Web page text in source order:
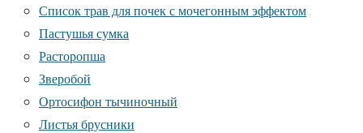
Список трав для почек с мочегонным эффектом
Пастушья сумка
Расторопша
Зверобой
Ортосифон тычиночный
Листья брусники